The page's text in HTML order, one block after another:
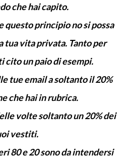
che hai capito.
questo principio no si possa
tua vita privata. Tanto per
cito un paio di esempi.
tue email a soltanto il 20%
che hai in rubrica.
volte soltanto un 20% dei
vestiti.
80 e 20 sono da intendersi